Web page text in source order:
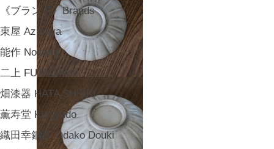
《ブランド》Brands
東屋 Azmaya
能作 Nosaku
二上 FUTAGAMI
畑漆器 HATA SHIKKI
薫寿堂 Kunjyudo
織田幸銅器 Odako Douki